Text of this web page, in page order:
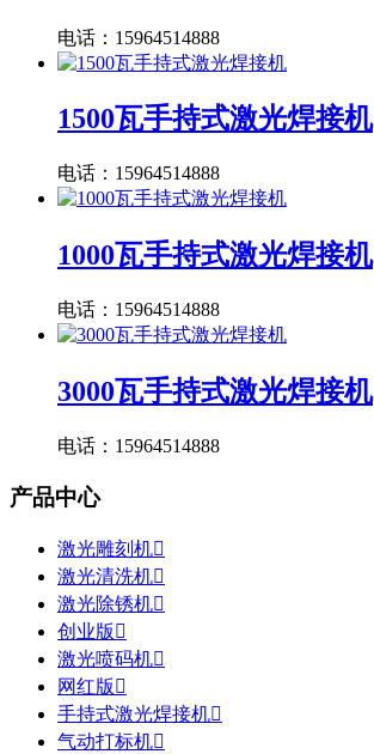
电话：15964514888
1500瓦手持式激光焊接机
电话：15964514888
1000瓦手持式激光焊接机
电话：15964514888
3000瓦手持式激光焊接机
电话：15964514888
产品中心
激光雕刻机
激光清洗机
激光除锈机
创业版 
激光喷码机
网红版 
手持式激光焊接机
气动打标机